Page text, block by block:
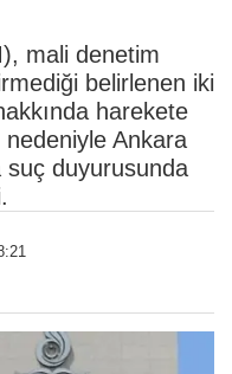
mali denetim
belirlenen iki
harekete
Ankara
suç duyurusunda